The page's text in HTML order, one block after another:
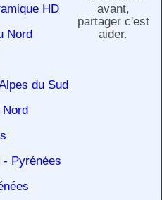
HD
Nord
du Sud
Nord
- Pyrénées
avant,
partager c'est
aider.